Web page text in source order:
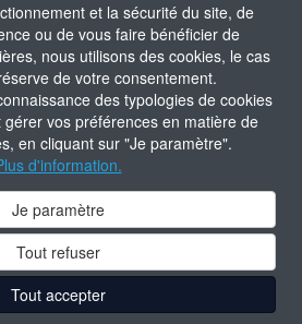
et la sécurité du site, de
ou de vous faire bénéficier de
nous utilisons des cookies, le cas
de votre consentement.
des typologies de cookies
gérer vos préférences en matière de
en cliquant sur "Je paramètre".
d'information.
Je paramètre
Tout refuser
Tout accepter